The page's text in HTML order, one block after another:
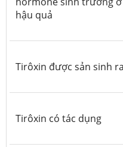
hậu quả
Tirôxin được sản sinh
Tirôxin có tác dụng